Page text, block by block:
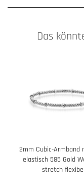
Das
2mm Cubic-Armband
elastisch 585 Gold
stretch flexibel